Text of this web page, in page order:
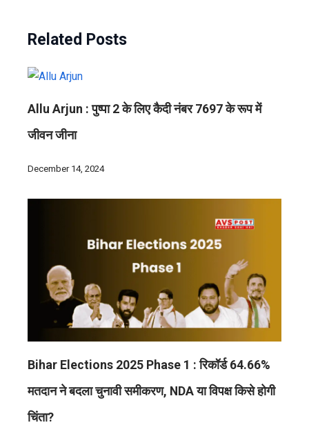
Related Posts
Allu Arjun : पुष्पा 2 के लिए कैदी नंबर 7697 के रूप में
जीवन जीना
December 14, 2024
Bihar Elections 2025 Phase 1 : रिकॉर्ड 64.66%
मतदान ने बदला चुनावी समीकरण, NDA या विपक्ष किसे होगी
चिंता?